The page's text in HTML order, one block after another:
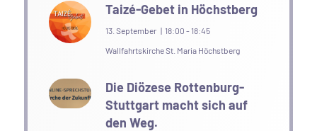
Taizé-Gebet in Höchstberg
13. September | 18:00 - 18:45
Wallfahrtskirche St. Maria Höchstberg
Die Diözese Rottenburg-
Stuttgart macht sich auf
den Weg.